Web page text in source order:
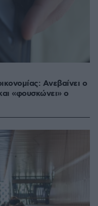
Aνεβαίνει ο
«φουσκώνει» ο